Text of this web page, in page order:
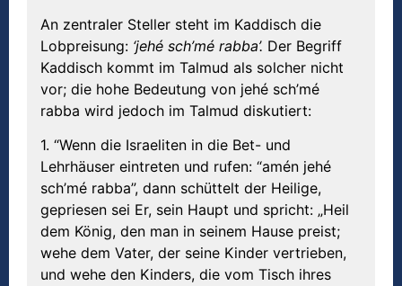
An zentraler Steller steht im Kaddisch die
Lobpreisung: ‘jehé sch’mé rabba’. Der Begriff
Kaddisch kommt im Talmud als solcher nicht
vor; die hohe Bedeutung von jehé sch’mé
rabba wird jedoch im Talmud diskutiert:
1. “Wenn die Israeliten in die Bet- und
Lehrhäuser eintreten und rufen: “amén jehé
sch’mé rabba”, dann schüttelt der Heilige,
gepriesen sei Er, sein Haupt und spricht: „Heil
dem König, den man in seinem Hause preist;
wehe dem Vater, der seine Kinder vertrieben,
und wehe den Kinders, die vom Tisch ihres